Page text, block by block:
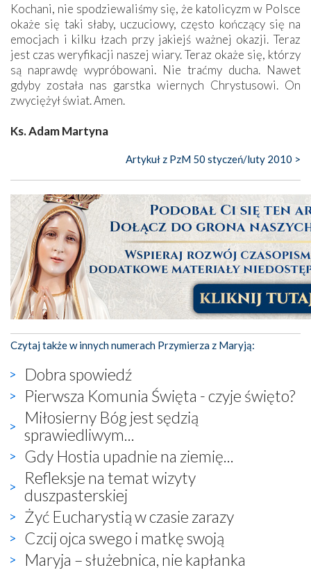
Kochani, nie spodziewaliśmy się, że katolicyzm w Polsce
okaże się taki słaby, uczuciowy, często kończący się na
emocjach i kilku łzach przy jakiejś ważnej okazji. Teraz
jest czas weryfikacji naszej wiary. Teraz okaże się, którzy
są naprawdę wypróbowani. Nie traćmy ducha. Nawet
gdyby została nas garstka wiernych Chrystusowi. On
zwyciężył świat. Amen.
Ks. Adam Martyna
Artykuł z PzM 50 styczeń/luty 2010 >
Czytaj także w innych numerach Przymierza z Maryją:
Dobra spowiedź
Pierwsza Komunia Święta - czyje święto?
Miłosierny Bóg jest sędzią
sprawiedliwym...
Gdy Hostia upadnie na ziemię...
Refleksje na temat wizyty
duszpasterskiej
Żyć Eucharystią w czasie zarazy
Czcij ojca swego i matkę swoją
Maryja – służebnica, nie kapłanka